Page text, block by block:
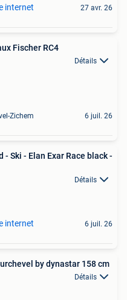
internet 27 avr. 26
Fischer RC4
Détails
Zichem 6 juil. 26
- Ski - Elan Exar Race black -
Détails
internet 6 juil. 26
by dynastar 158 cm
Détails